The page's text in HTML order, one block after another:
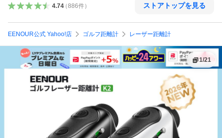
4.74（886件） ストアトップを見る
EENOUR公式 Yahoo!店 ゴルフ距離計 レーザー距離計
1/21